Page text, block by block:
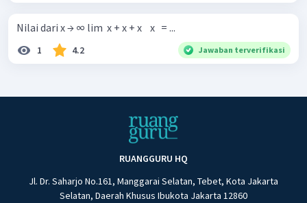
Nilai dari x → ∞ lim ​ x + x + x ​ ​ ​ x ​ ​ = ...
1 4.2 Jawaban terverifikasi
RUANGGURU HQ
Jl. Dr. Saharjo No.161, Manggarai Selatan, Tebet, Kota Jakarta
Selatan, Daerah Khusus Ibukota Jakarta 12860